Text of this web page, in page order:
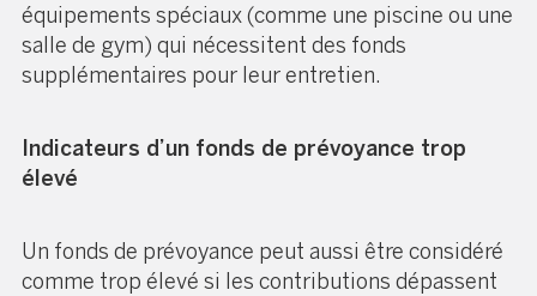
équipements spéciaux (comme une piscine ou une
salle de gym) qui nécessitent des fonds
supplémentaires pour leur entretien.
Indicateurs d’un fonds de prévoyance trop
élevé
Un fonds de prévoyance peut aussi être considéré
comme trop élevé si les contributions dépassent